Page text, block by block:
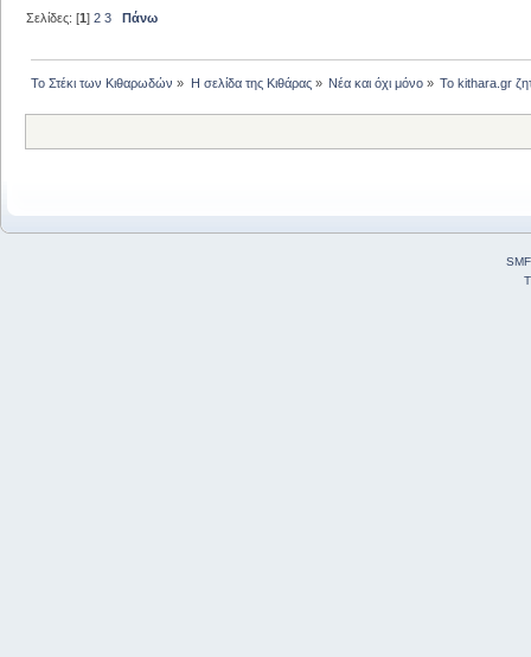
Σελίδες: [1]2 3 Πάνω
Το Στέκι των Κιθαρωδών » Η σελίδα της Κιθάρας» Νέα και όχι μόνο» Το kithara.gr